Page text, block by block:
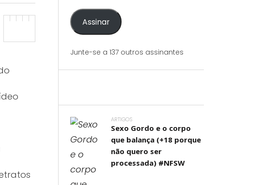
Assinar
Junte-se a 137 outros assinantes
ARTIGOS
Sexo Gordo e o corpo
que balança (+18 porque
não quero ser
processada) #NFSW